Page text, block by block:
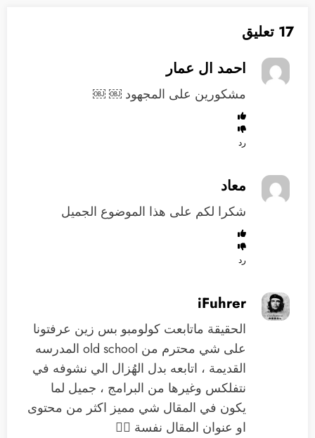
17 تعليق
احمد ال عمار
مشكورين على المجهود ￼ ￼
رد
معاد
شكرا لكم على هذا الموضوع الجميل
رد
iFuhrer
الحقيقة ماتابعت كولومبو بس زين عرفتونا
على شي محترم من old school المدرسه
القديمة ، اتابعه بدل الهُزال الي نشوفه في
نتفلكس وغيرها من البرامج ، جميل لما
يكون في المقال شي مميز اكثر من محتوى
او عنوان المقال نفسة 👍🏼